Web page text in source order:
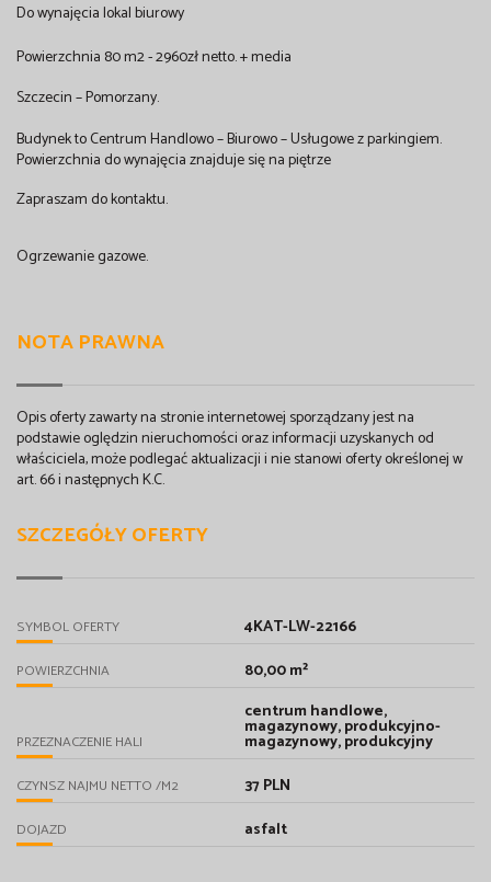
Do wynajęcia lokal biurowy
Powierzchnia 80 m2 - 2960zł netto. + media
Szczecin – Pomorzany.
Budynek to Centrum Handlowo – Biurowo – Usługowe z parkingiem.
Powierzchnia do wynajęcia znajduje się na piętrze
Zapraszam do kontaktu.
Ogrzewanie gazowe.
NOTA PRAWNA
Opis oferty zawarty na stronie internetowej sporządzany jest na
podstawie oględzin nieruchomości oraz informacji uzyskanych od
właściciela, może podlegać aktualizacji i nie stanowi oferty określonej w
art. 66 i następnych K.C.
SZCZEGÓŁY OFERTY
SYMBOL OFERTY 4KAT-LW-22166
POWIERZCHNIA 80,00 m²
PRZEZNACZENIE HALI
centrum handlowe,
magazynowy, produkcyjno-
magazynowy, produkcyjny
CZYNSZ NAJMU NETTO /M2 37 PLN
DOJAZD asfalt